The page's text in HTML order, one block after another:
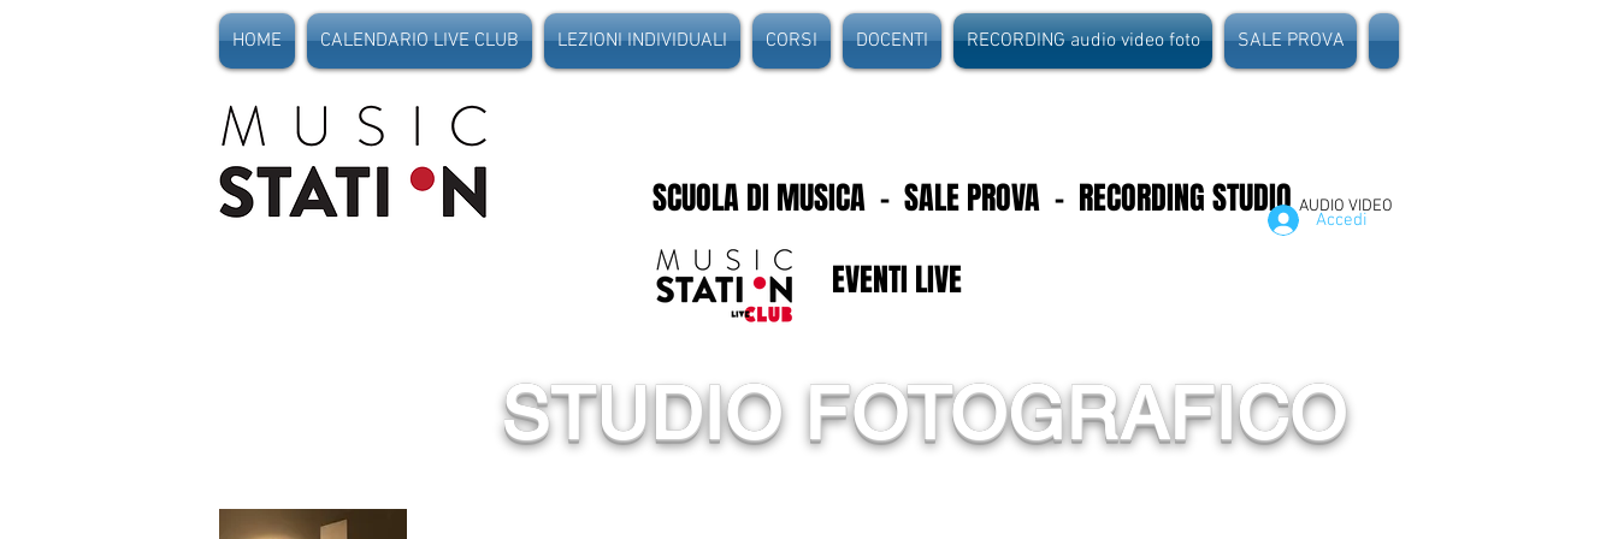
HOME CALENDARIO LIVE CLUB LEZIONI INDIVIDUALI CORSI DOCENTI RECORDING audio video foto SALE PROVA
SCUOLA DI MUSICA - SALE PROVA - RECORDING STUDIOAUDIO VIDEO
Accedi
EVENTI LIVE
STUDIO FOTOGRAFICO